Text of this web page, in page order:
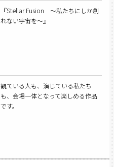
『Stellar Fusion 〜私たちにしか創
れない宇宙を〜』
観ている人も、演じている私たち
も、会場一体となって楽しめる作品
です。